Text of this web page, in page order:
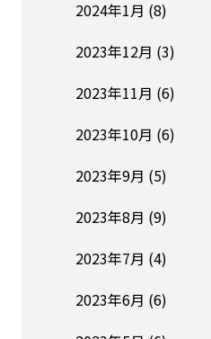
2024年1月 (8)
2023年12月 (3)
2023年11月 (6)
2023年10月 (6)
2023年9月 (5)
2023年8月 (9)
2023年7月 (4)
2023年6月 (6)